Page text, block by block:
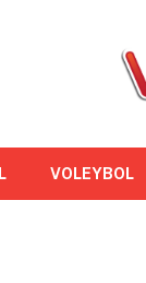
VOLEYBOL